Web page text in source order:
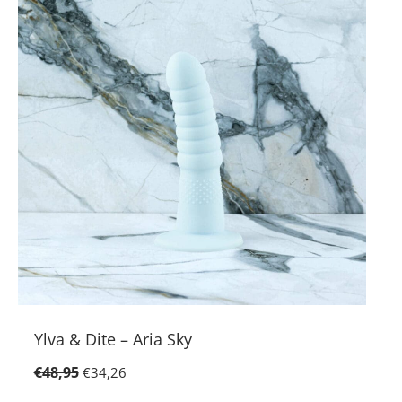
Ylva & Dite – Aria Sky
€48,95 €34,26